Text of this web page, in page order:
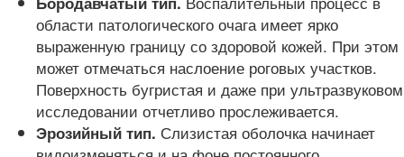
области патологического очага имеет ярко
выраженную границу со здоровой кожей. При этом
может отмечаться наслоение роговых участков.
Поверхность бугристая и даже при ультразвуковом
исследовании отчетливо прослеживается.
Эрозийный тип. Слизистая оболочка начинает